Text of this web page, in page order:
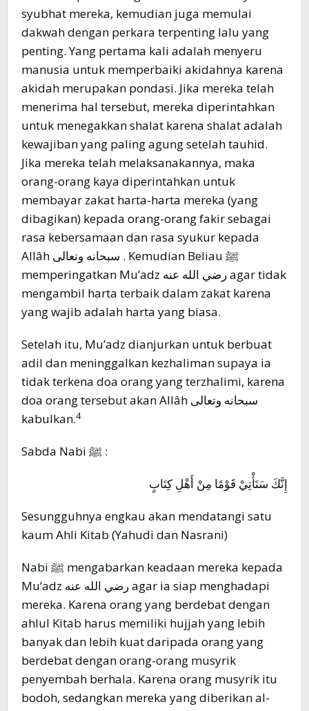
syubhat mereka, kemudian juga memulai
dakwah dengan perkara terpenting lalu yang
penting. Yang pertama kali adalah menyeru
manusia untuk memperbaiki akidahnya karena
akidah merupakan pondasi. Jika mereka telah
menerima hal tersebut, mereka diperintahkan
untuk menegakkan shalat karena shalat adalah
kewajiban yang paling agung setelah tauhid.
Jika mereka telah melaksanakannya, maka
orang-orang kaya diperintahkan untuk
membayar zakat harta-harta mereka (yang
dibagikan) kepada orang-orang fakir sebagai
rasa kebersamaan dan rasa syukur kepada
Allâh سبحانه وتعالى . Kemudian Beliau ﷺ
memperingatkan Mu’adz رضي الله عنه agar tidak
mengambil harta terbaik dalam zakat karena
yang wajib adalah harta yang biasa.
Setelah itu, Mu’adz dianjurkan untuk berbuat
adil dan meninggalkan kezhaliman supaya ia
tidak terkena doa orang yang terzhalimi, karena
doa orang tersebut akan Allâh سبحانه وتعالى
kabulkan.4
Sabda Nabi ﷺ :
إِنَّكَ سَتَأْتِيْ قَوْمًا مِنْ أَهْلِ كِتَابٍ
Sesungguhnya engkau akan mendatangi satu
kaum Ahli Kitab (Yahudi dan Nasrani)
Nabi ﷺ mengabarkan keadaan mereka kepada
Mu’adz رضي الله عنه agar ia siap menghadapi
mereka. Karena orang yang berdebat dengan
ahlul Kitab harus memiliki hujjah yang lebih
banyak dan lebih kuat daripada orang yang
berdebat dengan orang-orang musyrik
penyembah berhala. Karena orang musyrik itu
bodoh, sedangkan mereka yang diberikan al-